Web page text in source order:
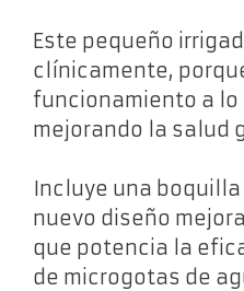
Este pequeño
clínicamente,
funcionamiento a lo
mejorando la salud
Incluye una boquilla
nuevo diseño
que potencia la
de microgotas de